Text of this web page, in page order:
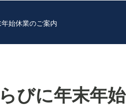
始休業のご案内
びに年末年